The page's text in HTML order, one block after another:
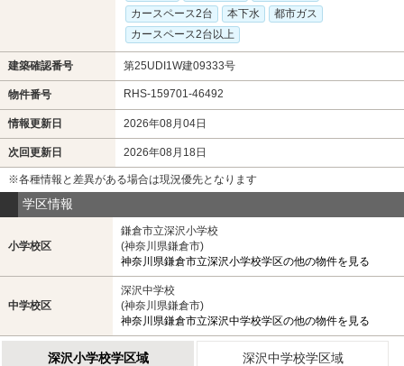
カースペース2台
本下水
都市ガス
カースペース2台以上
建築確認番号 第25UDI1W建09333号
物件番号 RHS-159701-46492
情報更新日 2026年08月04日
次回更新日 2026年08月18日
※各種情報と差異がある場合は現況優先となります
学区情報
小学校区
鎌倉市立深沢小学校
(神奈川県鎌倉市)
神奈川県鎌倉市立深沢小学校学区の他の物件を見る
中学校区
深沢中学校
(神奈川県鎌倉市)
神奈川県鎌倉市立深沢中学校学区の他の物件を見る
深沢小学校学区域 深沢中学校学区域